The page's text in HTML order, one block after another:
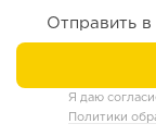
135
Отправить в
Я даю
Политики